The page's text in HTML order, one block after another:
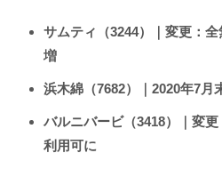
サムティ（3244）｜変更：
増
浜木綿（7682）｜2020年7月
バルニバービ（3418）｜変
利用可に